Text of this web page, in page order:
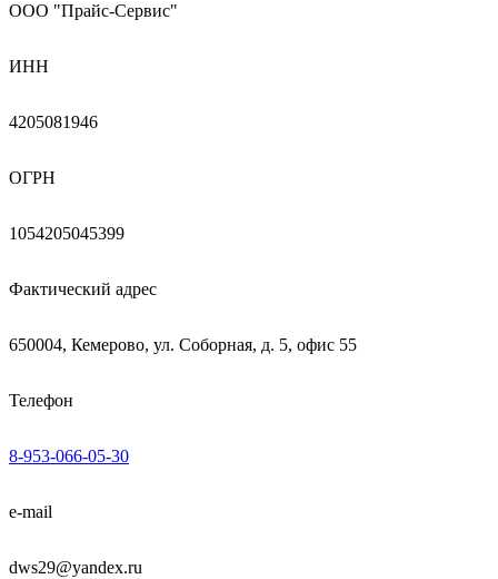
ООО "Прайс-Сервис"
ИНН
4205081946
ОГРН
1054205045399
Фактический адрес
650004, Кемерово, ул. Соборная, д. 5, офис 55
Телефон
8-953-066-05-30
e-mail
dws29@yandex.ru